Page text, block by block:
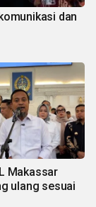
dan
Makassar
ulang sesuai